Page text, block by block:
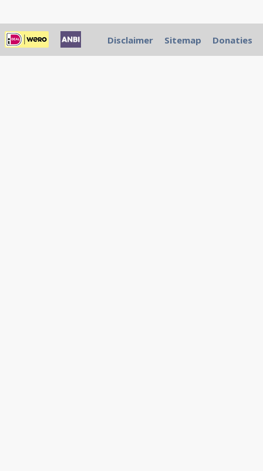
Disclaimer Sitemap Donaties